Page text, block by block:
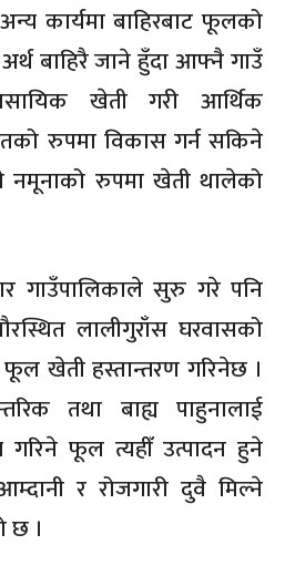
कार्यमा बाहिरबाट फूलको
बाहिरै जाने हुँदा आफ्नै गाउँ
खेती गरी आर्थिक
रुपमा विकास गर्न सकिने
नमूनाको रुपमा खेती थालेको
गाउँपालिकाले सुरु गरे पनि
लालीगुराँस घरवासको
खेती हस्तान्तरण गरिनेछ ।
तथा बाह्य पाहुनालाई
गरिने फूल त्यहीँ उत्पादन हुने
र रोजगारी दुवै मिल्ने
छ ।